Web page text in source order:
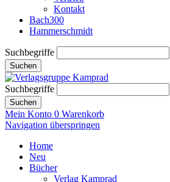
Kontakt
Bach300
Hammerschmidt
Suchbegriffe
Suchen
Suchbegriffe
Suchen
Mein Konto 0 Warenkorb
Navigation überspringen
Home
Neu
Bücher
Verlag Kamprad